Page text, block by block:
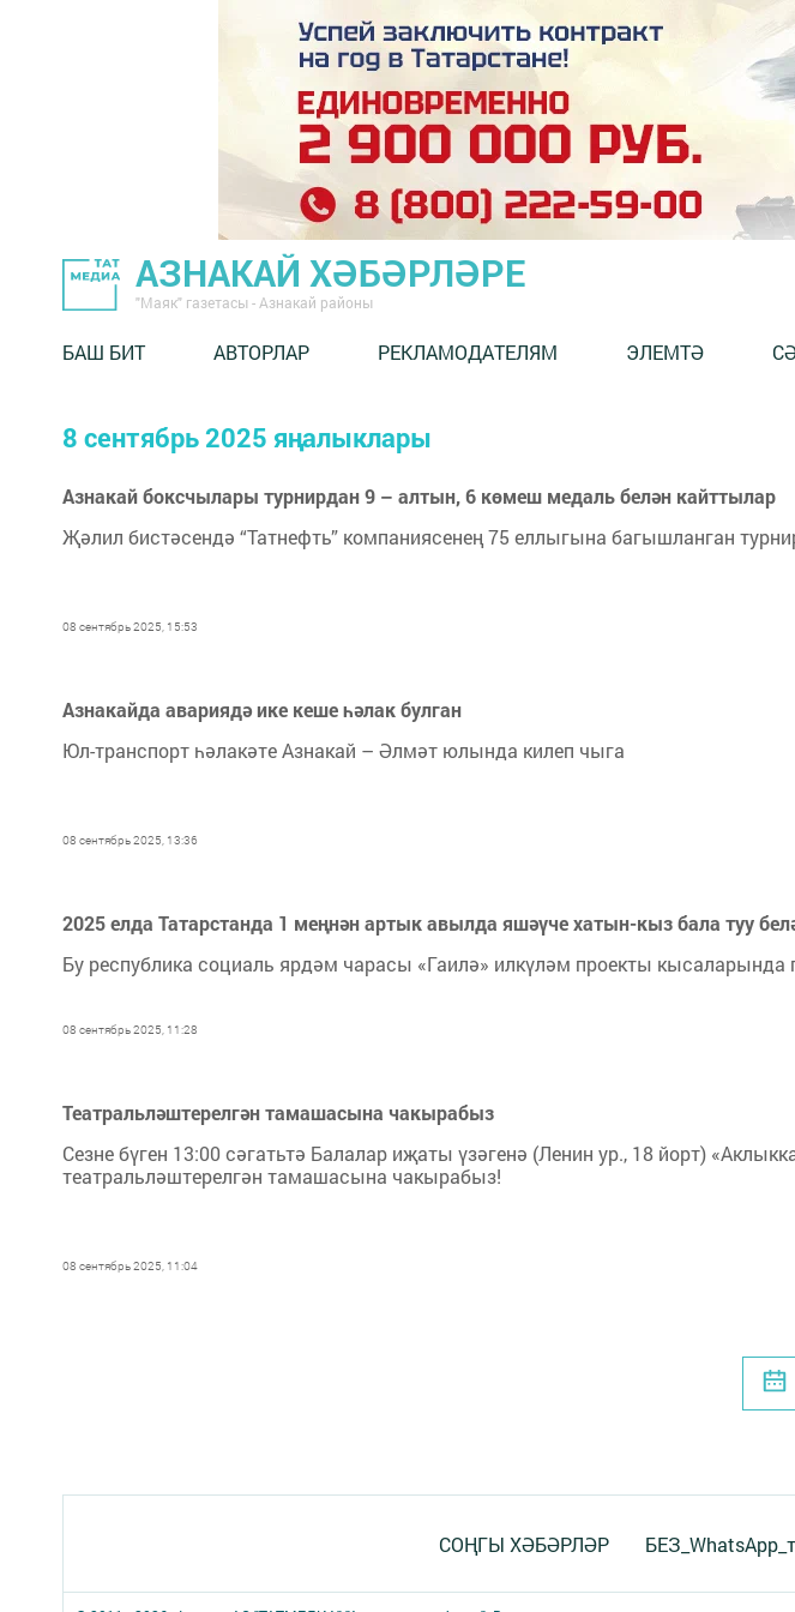
АЗНАКАЙ ХӘБӘРЛӘРЕ
"Маяк" газетасы - Азнакай районы
БАШ БИТ АВТОРЛАР РЕКЛАМОДАТЕЛЯМ ЭЛЕМТӘ
8 сентябрь 2025 яңалыклары
Азнакай боксчылары турнирдан 9 – алтын, 6 көмеш медаль белән кайттылар
Җәлил бистәсендә “Татнефть” компаниясенең 75 еллыгына багышланган
08 сентябрь 2025, 15:53
Азнакайда авариядә ике кеше һәлак булган
Юл-транспорт һәлакәте Азнакай – Әлмәт юлында килеп чыга
08 сентябрь 2025, 13:36
2025 елда Татарстанда 1 меңнән артык авылда яшәүче хатын-кыз бала туу
Бу республика социаль ярдәм чарасы «Гаилә» илкүләм проекты
08 сентябрь 2025, 11:28
Театральләштерелгән тамашасына чакырабыз
Сезне бүген 13:00 сәгатьтә Балалар иҗаты үзәгенә (Ленин ур., 18 йорт)
театральләштерелгән тамашасына чакырабыз!
08 сентябрь 2025, 11:04
СОҢГЫ ХӘБӘРЛӘР